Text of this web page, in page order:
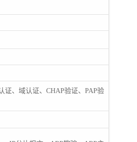
证、域认证、CHAP验证、PAP验